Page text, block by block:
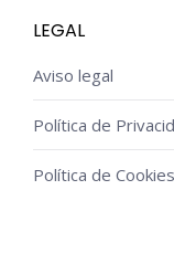
LEGAL
Aviso legal
Política de
Política de Cookies